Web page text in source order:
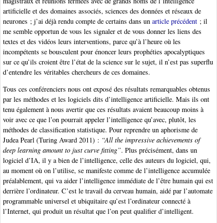
artificielle et des domaines associés, sciences des données et réseaux de
neurones ; j’ai déjà rendu compte de certains dans un article précédent ; il
me semble opportun de vous les signaler et de vous donner les liens des
textes et des vidéos leurs interventions, parce qu’à l’heure où les
incompétents se bousculent pour énoncer leurs prophéties apocalyptiques
sur ce qu’ils croient être l’état de la science sur le sujet, il n’est pas superflu
d’entendre les véritables chercheurs de ces domaines.
Tous ces conférenciers nous ont exposé des résultats remarquables obtenus
par les méthodes et les logiciels dits d’intelligence artificielle. Mais ils ont
tenu également à nous avertir que ces résultats avaient beaucoup moins à
voir avec ce que l’on pourrait appeler l’intelligence qu’avec, plutôt, les
méthodes de classification statistique. Pour reprendre un aphorisme de
Judea Pearl (Turing Award 2011) : “All the impressive achievements of
deep learning amount to just curve fitting”. Plus précisément, dans un
logiciel d’IA, il y a bien de l’intelligence, celle des auteurs du logiciel, qui,
au moment où on l’utilise, se manifeste comme de l’intelligence accumulée
préalablement, qui va aider l’intelligence immédiate de l’être humain qui est
derrière l’ordinateur. C’est le travail du cerveau humain, aidé par l’automate
programmable universel et ubiquitaire qu’est l’ordinateur connecté à
l’Internet, qui produit un résultat que l’on peut qualifier d’intelligent.